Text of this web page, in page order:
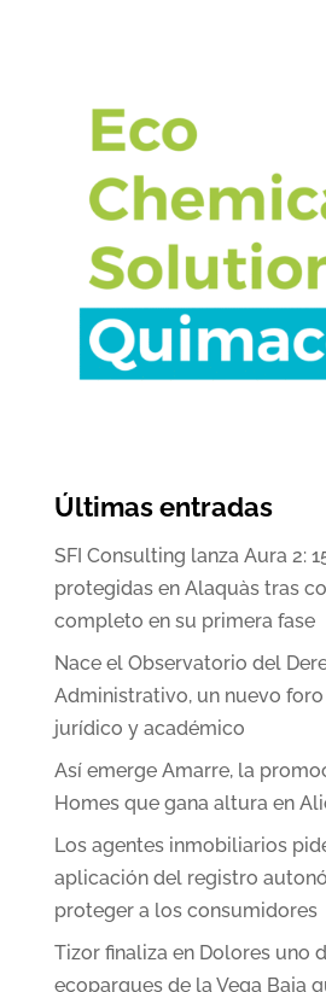
Últimas entradas
SFI Consulting lanza Aura 2:
protegidas en Alaquàs tras
completo en su primera fase
Nace el Observatorio del
Administrativo, un nuevo
jurídico y académico
Así emerge Amarre, la
Homes que gana altura en
Los agentes inmobiliarios
aplicación del registro
proteger a los consumidores
Tizor finaliza en Dolores uno
ecoparques de la Vega Baja